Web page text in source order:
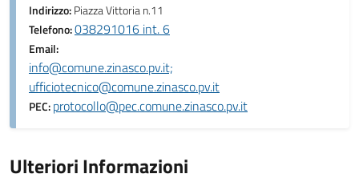
Indirizzo:Piazza Vittoria n.11
Telefono:038291016 int. 6
Email:
info@comune.zinasco.pv.it;
ufficiotecnico@comune.zinasco.pv.it
PEC:protocollo@pec.comune.zinasco.pv.it
Ulteriori Informazioni